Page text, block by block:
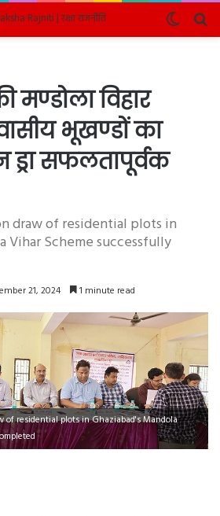
Switch
skin
मण्डोला विहार
भूखण्डों का
सफलतापूर्वक
draw of residential plots in
Vihar Scheme successfully
21, 2024 1 minute read
of residential plots in Ghaziabad's Mandola